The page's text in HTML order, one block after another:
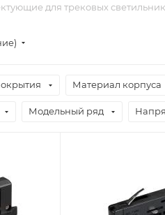
для трековых
Материал корпуса
Модельный ряд